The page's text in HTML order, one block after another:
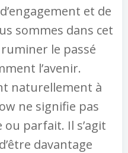
et de
sommes dans cet
le passé
l’avenir.
naturellement à
ne signifie pas
parfait. Il s’agit
davantage